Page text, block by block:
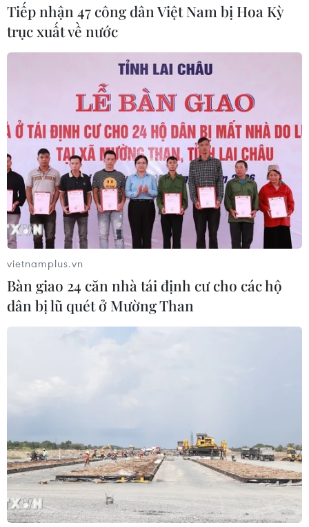
TIN CÙNG CHUYÊN MỤC
Iran cảnh báo đáp trả nhằm vào hạ
tầng năng lượng khu vực nếu bị tấn
công
06/08/2026 04:37
Iran và Oman đạt thỏa thuận về
tuyến vận tải qua eo biển Hormuz
Hormuz: Đòn bẩy chiến lược mới của
Iran
06/08/2026 04:36
Xung đột Hamas-Israel: Israel chưa
Tiếp nhận 47 công dân Việt Nam bị Hoa Kỳ
trục xuất về nước
vietnamplus.vn
Bàn giao 24 căn nhà tái định cư cho các hộ
dân bị lũ quét ở Mường Than